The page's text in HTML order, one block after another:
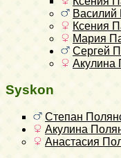
Василий
Ксения
Мария
Сергей
Акулина
Syskon
Степан
Акулина
Анастасия